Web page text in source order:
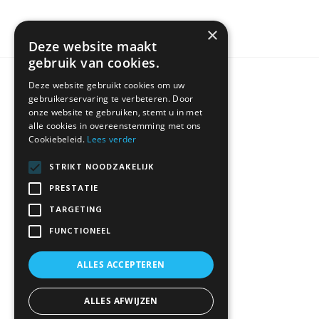
KLANTENSERVICE
Algemene Voorwaarden
Contact
×
Deze website maakt
gebruik van cookies.
Deze website gebruikt cookies om uw
gebruikerservaring te verbeteren. Door
onze website te gebruiken, stemt u in met
alle cookies in overeenstemming met ons
Cookiebeleid. Lees verder
STRIKT NOODZAKELIJK
PRESTATIE
TARGETING
FUNCTIONEEL
ALLES ACCEPTEREN
ALLES AFWIJZEN